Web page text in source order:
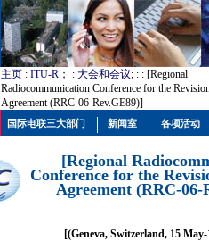
主页 : ITU-R ； : 大会和会议; : : [Regional
Radiocommunication Conference for the
Agreement (RRC-06-Rev.GE89)]
[Regional
Conference for the
Agreement (RRC-06-
[(Geneva, Switzerland, 15
国际电联三大部门 新闻室 各项活动